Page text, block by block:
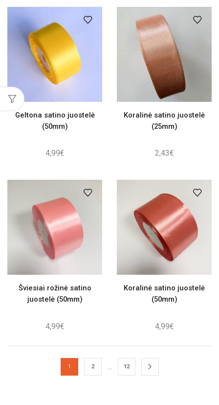
Geltona satino juostelė
(50mm)
4,99€
Koralinė satino juostelė
(25mm)
2,43€
Šviesiai rožinė satino
juostelė (50mm)
4,99€
Koralinė satino juostelė
(50mm)
4,99€
1 2 … 12